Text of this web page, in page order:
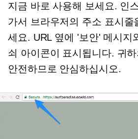
지금 바로 사용해 보세요. 인
가서 브라우저의 주소 표시줄
세요. URL 옆에 '보안' 메시지
쇠 아이콘이 표시됩니다. 귀
안전하므로 안심하십시오.